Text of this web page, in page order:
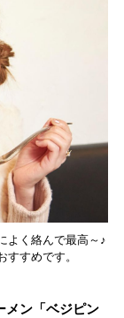
よく絡んで最高～♪
すめです。
メン「ベジピン